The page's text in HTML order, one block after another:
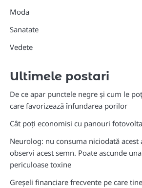
Moda
Sanatate
Vedete
Ultimele postari
De ce apar punctele negre și cum le
care favorizează înfundarea porilor
Cât poți economisi cu panouri
Neurolog: nu consuma niciodată acest
observi acest semn. Poate ascunde
periculoase toxine
Greșeli financiare frecvente pe care